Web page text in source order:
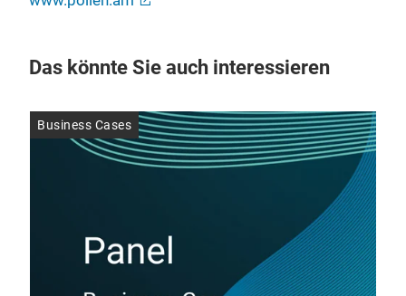
Das könnte Sie auch interessieren
Business Cases